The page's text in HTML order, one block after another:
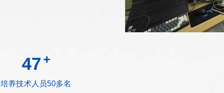
49 +
培养技术人员50多名